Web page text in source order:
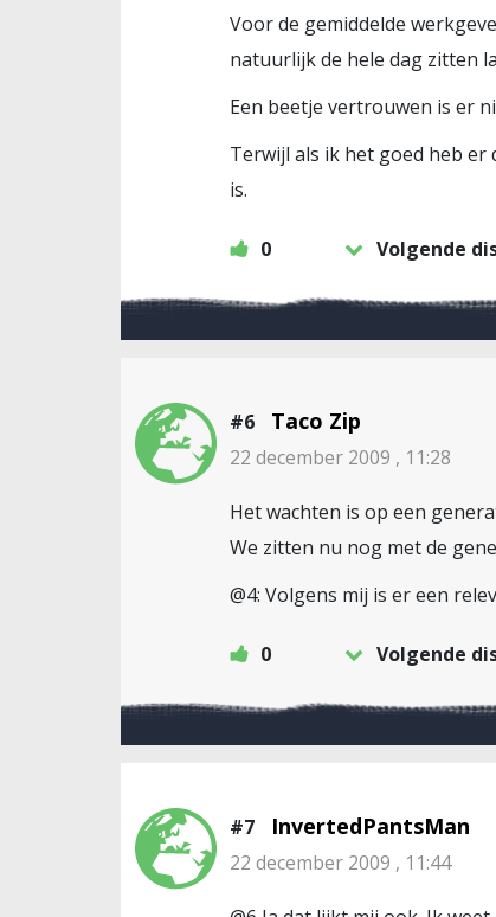
Voor de gemiddelde
natuurlijk de hele dag zitten
Een beetje vertrouwen is er
Terwijl als ik het goed heb
is.
0 Volgende
#6 Taco Zip
22 december 2009 , 11:28
Het wachten is op een
We zitten nu nog met de
@4: Volgens mij is er een
0 Volgende
#7 InvertedPantsMan
22 december 2009 , 11:44